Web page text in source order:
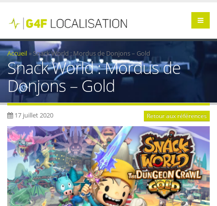
Accueil » Snack World : Mordus de Donjons – Gold
Snack World : Mordus de
Donjons – Gold
17 juillet 2020 Retour aux références